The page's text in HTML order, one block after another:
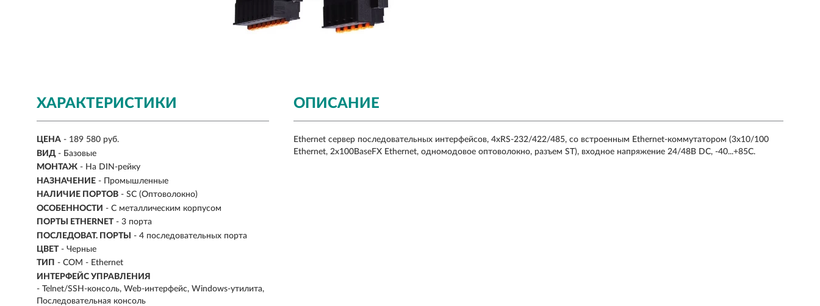
ХАРАКТЕРИСТИКИ
ЦЕНА - 189 580 руб.
ВИД - Базовые
МОНТАЖ - На DIN-рейку
НАЗНАЧЕНИЕ - Промышленные
НАЛИЧИЕ ПОРТОВ - SC (Оптоволокно)
ОСОБЕННОСТИ - С металлическим корпусом
ПОРТЫ ETHERNET - 3 порта
ПОСЛЕДОВАТ. ПОРТЫ
- 4 последовательных порта
ЦВЕТ - Черные
ТИП - COM - Ethernet
ИНТЕРФЕЙС УПРАВЛЕНИЯ
- Telnet/SSH-консоль, Web-интерфейс, Windows-утилита,
Последовательная консоль
ОПИСАНИЕ
Ethernet сервер последовательных интерфейсов, 4xRS-232/422/485, cо встроенным Ethernet-коммутатором (3x10/100
Ethernet, 2x100BaseFX Ethernet, одномодовое оптоволокно, разъем ST), входное напряжение 24/48В DC, -40...+85С.